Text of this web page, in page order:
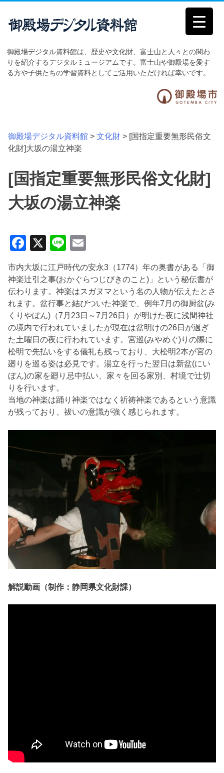
content
御殿場デジタル資料館は、歴史や文化財、富士山と人々との関わ
りを紹介するデジタルミュージアムです。富士山や御殿場を愛す
る方や子供たちの学習資料としてご活用いただければ幸いです。
御殿場デジタル資料館 > 文化財 > [国指定重要無形民俗文
化財]大坂の湯立神楽
[国指定重要無形民俗文化財]
大坂の湯立神楽
Facebook
X Line
市内大坂に江戸時代の安永3（1774）年の奥書がある「御
神楽辻引之事(おかぐらつじびきのこと)」という秘伝書が
伝わります。神楽はスガヌマという名の人物が伝えたとさ
れます。盆行事と結びついた神楽で、例年7月の御厨盆(み
くりやぼん)（7月23日～7月26日）が明けた夜に浅間神社
の境内で行われていましたが現在は盆明けの26日が過ぎ
た土曜日の夜に行われています。宮巡(みやめぐ)りの際に
松明で先払いをする儀礼も残っており、大松明2本が宮の
廻りを巡る姿は必見です。湯立を行った翌日は新盆(にい
ぼん)の家を廻り忌中払い、家々を回る家別、村境で辻切
りを行います。
当地の神楽は踊り神楽ではなく祈祷神楽であるという意識
が残っており、祓いの意識が強く感じられます。
解説動画（制作：静岡県文化財課）